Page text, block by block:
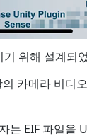
위해 설계되
카메라 비디
는 EIF 파일을